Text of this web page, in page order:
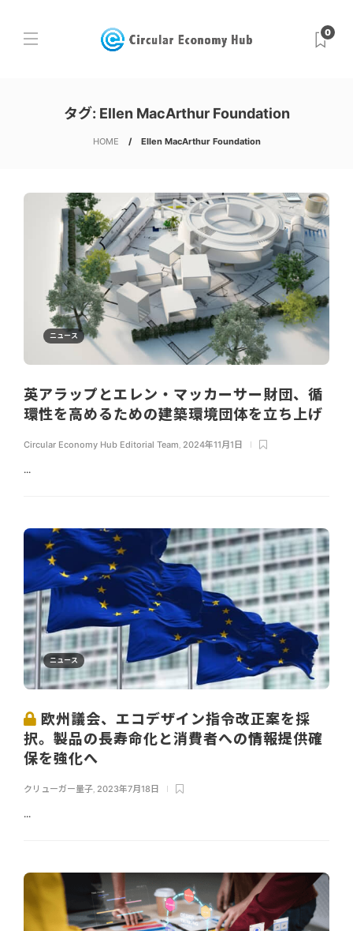
0
タグ: Ellen MacArthur Foundation
HOME Ellen MacArthur Foundation
ニュース
英アラップとエレン・マッカーサー財団、循
環性を高めるための建築環境団体を立ち上げ
Circular Economy Hub Editorial Team, 2024年11月1日
...
ニュース
欧州議会、エコデザイン指令改正案を採
択。製品の長寿命化と消費者への情報提供確
保を強化へ
クリューガー量子, 2023年7月18日
...